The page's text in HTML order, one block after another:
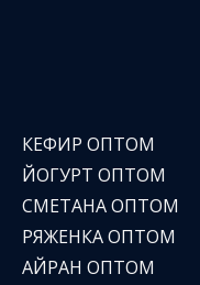
КЕФИР ОПТОМ
ЙОГУРТ ОПТОМ
СМЕТАНА ОПТОМ
РЯЖЕНКА ОПТОМ
АЙРАН ОПТОМ